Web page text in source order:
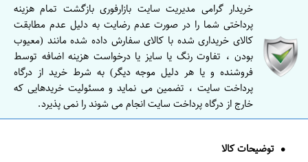
خریدار گرامی مدیریت سایت بازارفوری بازگشت تمام هزینه
پرداختی شما را در صورت عدم رضایت به دلیل عدم مطابقت
کالای خریداری شده با کالای سفارش داده شده مانند (معیوب
بودن ، تفاوت رنگ یا سایز یا درخواست هزینه اضافه توسط
فروشنده و یا هر دلیل موجه دیگر) به شرط خرید از درگاه
پرداخت سایت ، تضمین می نماید و مسئولیت خریدهایی که
خارج از درگاه پرداخت سایت انجام می شوند را نمی پذیرد.
توضیحات کالا